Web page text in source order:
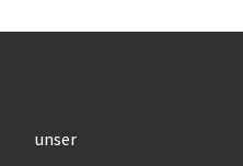
unser